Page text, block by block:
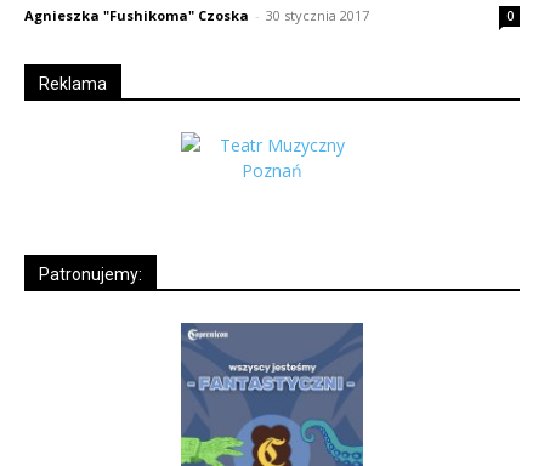
Agnieszka "Fushikoma" Czoska - 30 stycznia 2017 0
Reklama
Patronujemy: